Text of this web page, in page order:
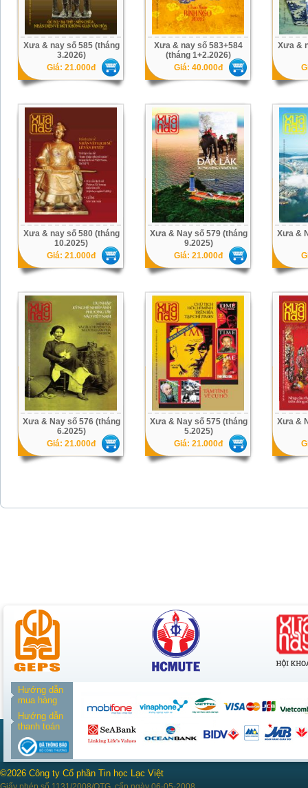
Xưa & nay số 585 (tháng
3.2026)
Giá: 21.000đ
Xưa & nay số 583+584
(tháng 1+2.2026)
Giá: 40.000đ
Xưa &
Xưa & nay số 580 (tháng
10.2025)
Giá: 21.000đ
Xưa & Nay số 579 (tháng
9.2025)
Giá: 21.000đ
Xưa &
Xưa & Nay số 576 (tháng
6.2025)
Giá: 21.000đ
Xưa & Nay số 575 (tháng
5.2025)
Giá: 21.000đ
Xưa &
Hướng dẫn
mua hàng
Hướng dẫn
thanh toán
©2026 Công ty Cổ phần Tin học Lạc Việt